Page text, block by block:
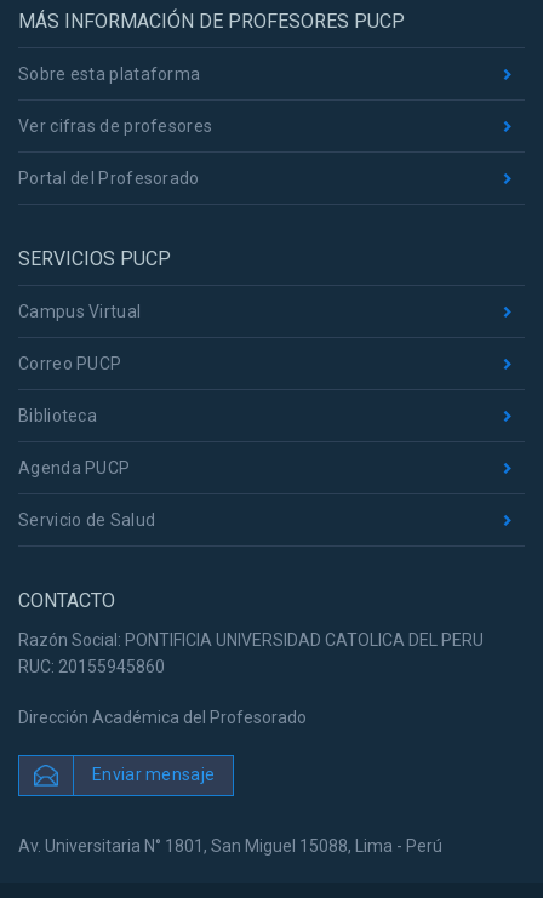
MÁS INFORMACIÓN DE PROFESORES PUCP
Sobre esta plataforma
Ver cifras de profesores
Portal del Profesorado
SERVICIOS PUCP
Campus Virtual
Correo PUCP
Biblioteca
Agenda PUCP
Servicio de Salud
CONTACTO
Razón Social: PONTIFICIA UNIVERSIDAD CATOLICA DEL PERU
RUC: 20155945860
Dirección Académica del Profesorado
Enviar mensaje
Av. Universitaria N° 1801, San Miguel 15088, Lima - Perú